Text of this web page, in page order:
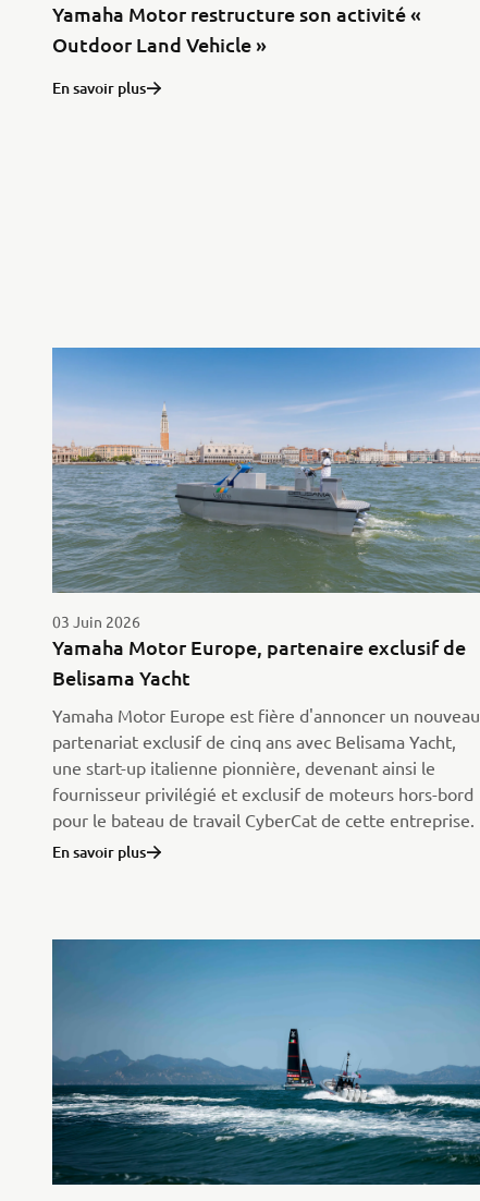
Yamaha Motor restructure son activité «
Outdoor Land Vehicle »
En savoir plus
03 Juin 2026
Yamaha Motor Europe, partenaire exclusif de
Belisama Yacht
Yamaha Motor Europe est fière d'annoncer un nouveau
partenariat exclusif de cinq ans avec Belisama Yacht,
une start-up italienne pionnière, devenant ainsi le
fournisseur privilégié et exclusif de moteurs hors-bord
pour le bateau de travail CyberCat de cette entreprise.
En savoir plus